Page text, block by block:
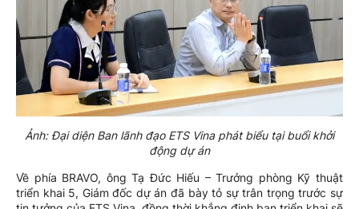
Ảnh: Đại diện Ban lãnh đạo ETS Vina phát biểu tại buổi khởi
động dự án
Về phía BRAVO, ông Tạ Đức Hiếu – Trưởng phòng Kỹ thuật
triển khai 5, Giám đốc dự án đã bày tỏ sự trân trọng trước sự